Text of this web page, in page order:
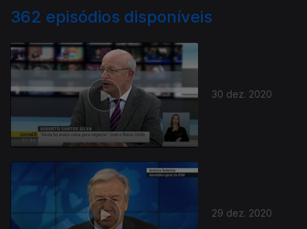
362 episódios disponíveis
30 dez. 2020
29 dez. 2020